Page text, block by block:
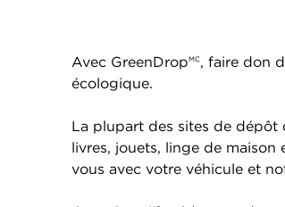
Avec GreenDropMC, faire don
écologique.
La plupart des sites de dépôt
livres, jouets, linge de maison
vous avec votre véhicule et